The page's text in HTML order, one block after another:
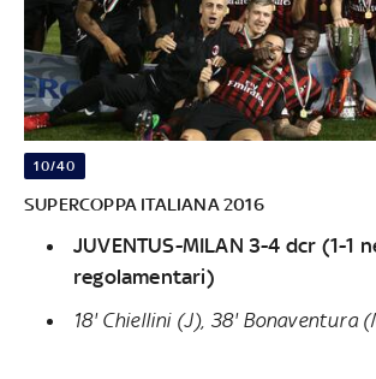
10/40
SUPERCOPPA ITALIANA 2016
JUVENTUS-MILAN 3-4 dcr (1-1
regolamentari)
18' Chiellini (J), 38' Bonaventura